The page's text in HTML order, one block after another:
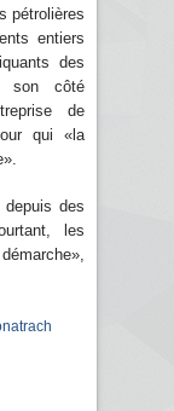
pétrolières
entiers
des
son côté
de
qui «la
depuis des
les